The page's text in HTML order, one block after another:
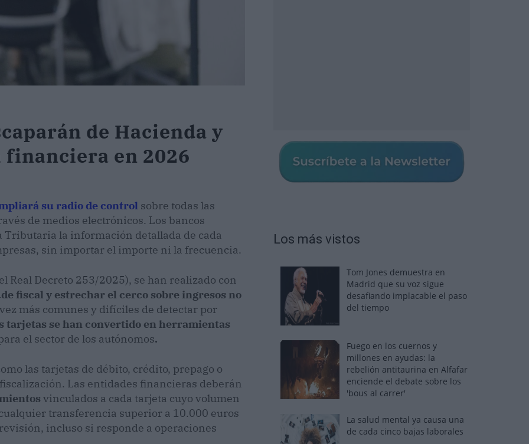
de Hacienda y
financiera en 2026
su radio de control sobre todas las
de medios electrónicos. Los bancos
la información detallada de cada
sin importar el importe ni la frecuencia.
Real Decreto 253/2025), se han realizado con
fiscal y estrechar el cerco sobre ingresos no
más comunes y difíciles de detectar por
tarjetas se han convertido en herramientas
el sector de los autónomos.
las tarjetas de débito, crédito, prepago o
Las entidades financieras deberán
vinculados a cada tarjeta cuyo volumen
transferencia superior a 10.000 euros
incluso si responde a operaciones
Los más vistos
Tom Jones demuestra en
Madrid que su voz sigue
desafiando implacable el paso
del tiempo
Fuego en los cuernos y
millones en ayudas: la
rebelión antitaurina en Alfafar
enciende el debate sobre los
'bous al carrer'
La salud mental ya causa una
de cada cinco bajas laborales